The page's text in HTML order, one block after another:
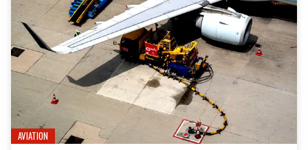
AVIATION